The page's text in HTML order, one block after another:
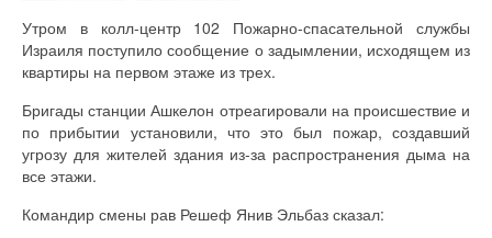
Утром в колл-центр 102 Пожарно-спасательной службы
Израиля поступило сообщение о задымлении, исходящем из
квартиры на первом этаже из трех.
Бригады станции Ашкелон отреагировали на происшествие и
по прибытии установили, что это был пожар, создавший
угрозу для жителей здания из-за распространения дыма на
все этажи.
Командир смены рав Решеф Янив Эльбаз сказал: